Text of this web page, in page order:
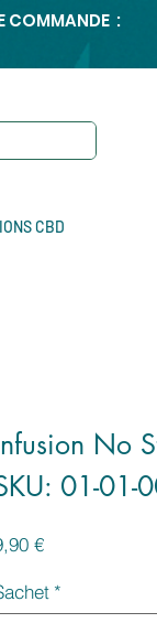
COMMANDE :
CBD
No
01-01-
€Cena
*